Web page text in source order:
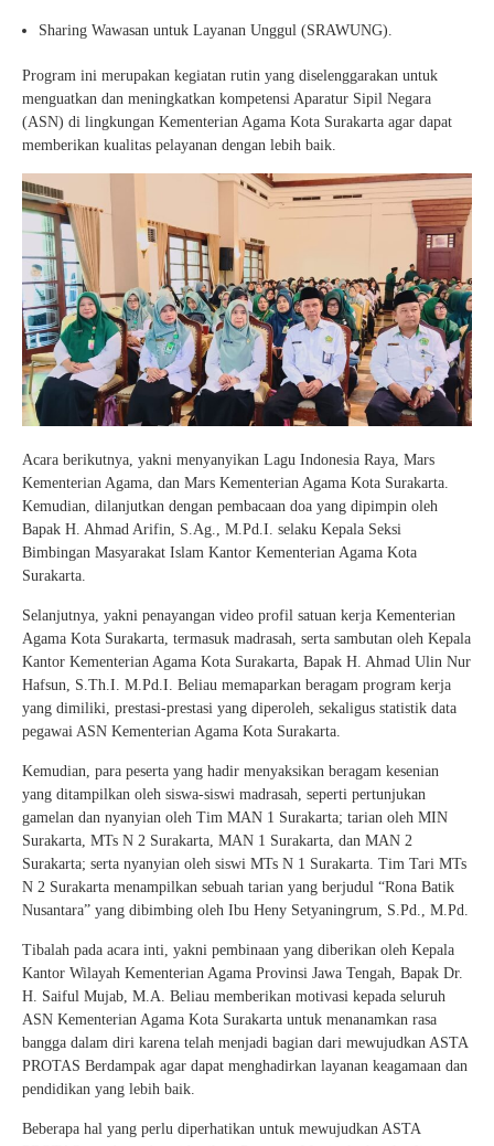
Sharing Wawasan untuk Layanan Unggul (SRAWUNG).
Program ini merupakan kegiatan rutin yang diselenggarakan untuk
menguatkan dan meningkatkan kompetensi Aparatur Sipil Negara
(ASN) di lingkungan Kementerian Agama Kota Surakarta agar dapat
memberikan kualitas pelayanan dengan lebih baik.
Acara berikutnya, yakni menyanyikan Lagu Indonesia Raya, Mars
Kementerian Agama, dan Mars Kementerian Agama Kota Surakarta.
Kemudian, dilanjutkan dengan pembacaan doa yang dipimpin oleh
Bapak H. Ahmad Arifin, S.Ag., M.Pd.I. selaku Kepala Seksi
Bimbingan Masyarakat Islam Kantor Kementerian Agama Kota
Surakarta.
Selanjutnya, yakni penayangan video profil satuan kerja Kementerian
Agama Kota Surakarta, termasuk madrasah, serta sambutan oleh Kepala
Kantor Kementerian Agama Kota Surakarta, Bapak H. Ahmad Ulin Nur
Hafsun, S.Th.I. M.Pd.I. Beliau memaparkan beragam program kerja
yang dimiliki, prestasi-prestasi yang diperoleh, sekaligus statistik data
pegawai ASN Kementerian Agama Kota Surakarta.
Kemudian, para peserta yang hadir menyaksikan beragam kesenian
yang ditampilkan oleh siswa-siswi madrasah, seperti pertunjukan
gamelan dan nyanyian oleh Tim MAN 1 Surakarta; tarian oleh MIN
Surakarta, MTs N 2 Surakarta, MAN 1 Surakarta, dan MAN 2
Surakarta; serta nyanyian oleh siswi MTs N 1 Surakarta. Tim Tari MTs
N 2 Surakarta menampilkan sebuah tarian yang berjudul “Rona Batik
Nusantara” yang dibimbing oleh Ibu Heny Setyaningrum, S.Pd., M.Pd.
Tibalah pada acara inti, yakni pembinaan yang diberikan oleh Kepala
Kantor Wilayah Kementerian Agama Provinsi Jawa Tengah, Bapak Dr.
H. Saiful Mujab, M.A. Beliau memberikan motivasi kepada seluruh
ASN Kementerian Agama Kota Surakarta untuk menanamkan rasa
bangga dalam diri karena telah menjadi bagian dari mewujudkan ASTA
PROTAS Berdampak agar dapat menghadirkan layanan keagamaan dan
pendidikan yang lebih baik.
Beberapa hal yang perlu diperhatikan untuk mewujudkan ASTA